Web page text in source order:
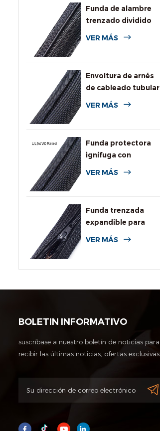
Funda de alambre
trenzado dividido
autoenvolvente
VER MÁS
Envoltura de arnés
de cableado tubular
dividida tejida
VER MÁS
Funda protectora
ignífuga con
clasificación UL94
VER MÁS
Funda trenzada
expandible para
cables con
VER MÁS
BOLETIN INFORMATIVO
suscríbase a nuestro boletín de noticias para
recibir las últimas noticias, ofertas exclusivas